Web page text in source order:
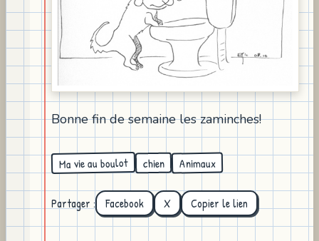
Bonne fin de semaine les zaminches!
Ma vie au boulot chien Animaux
Partager : Facebook X Copier le lien